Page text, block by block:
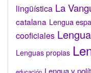
lingüística La
catalana Lengua
cooficiales
Lenguas propias
Lengua y